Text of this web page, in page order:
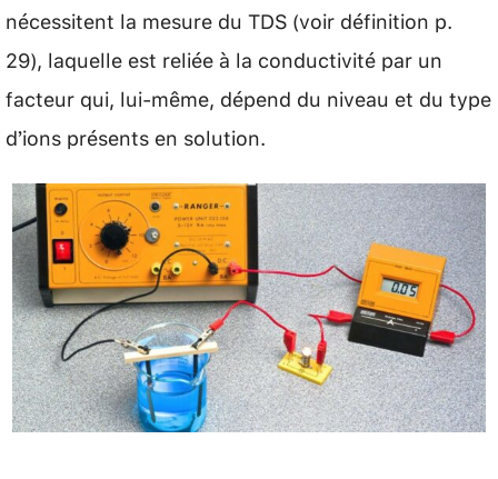
nécessitent la mesure du TDS (voir définition p.
29), laquelle est reliée à la conductivité par un
facteur qui, lui-même, dépend du niveau et du type
d’ions présents en solution.